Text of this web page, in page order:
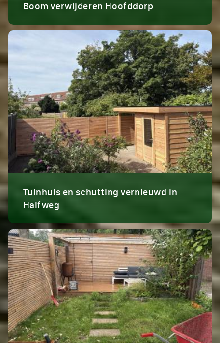
Boom verwijderen Hoofddorp
Tuinhuis en schutting vernieuwd in
Halfweg